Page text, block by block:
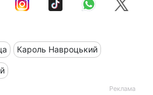
Кароль Навроцький